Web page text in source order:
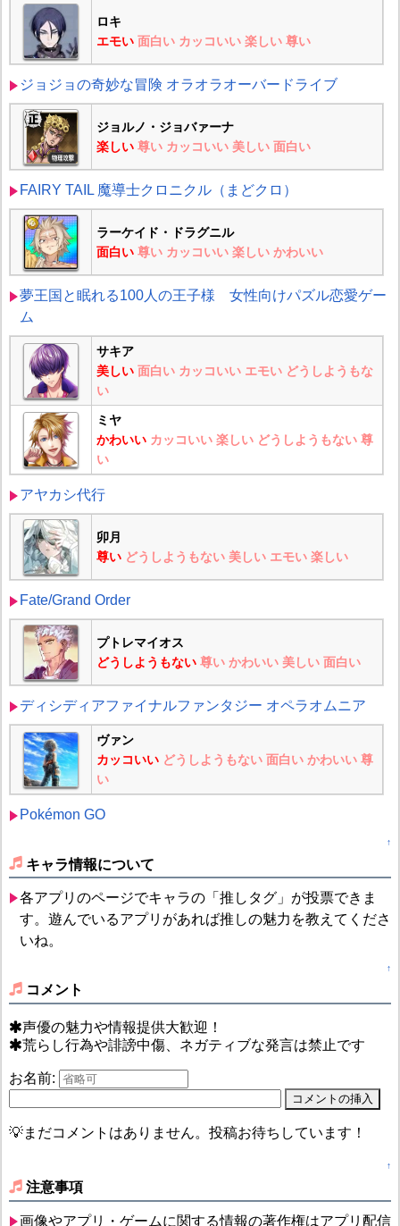
ロキ
エモい 面白い カッコいい 楽しい 尊い
ジョジョの奇妙な冒険 オラオラオーバードライブ
ジョルノ・ジョバァーナ
楽しい 尊い カッコいい 美しい 面白い
FAIRY TAIL 魔導士クロニクル（まどクロ）
ラーケイド・ドラグニル
面白い 尊い カッコいい 楽しい かわいい
夢王国と眠れる100人の王子様 女性向けパズル恋愛ゲー
ム
サキア
美しい 面白い カッコいい エモい どうしようもな
い
ミヤ
かわいい カッコいい 楽しい どうしようもない 尊
い
アヤカシ代行
卯月
尊い どうしようもない 美しい エモい 楽しい
Fate/Grand Order
プトレマイオス
どうしようもない 尊い かわいい 美しい 面白い
ディシディアファイナルファンタジー オペラオムニア
ヴァン
カッコいい どうしようもない 面白い かわいい 尊
い
Pokémon GO
↑
キャラ情報について
各アプリのページでキャラの「推しタグ」が投票できま
す。遊んでいるアプリがあれば推しの魅力を教えてくださ
いね。
↑
コメント
声優の魅力や情報提供大歓迎！
荒らし行為や誹謗中傷、ネガティブな発言は禁止です
お名前:
💡まだコメントはありません。投稿お待ちしています！
↑
注意事項
画像やアプリ・ゲームに関する情報の著作権はアプリ配信